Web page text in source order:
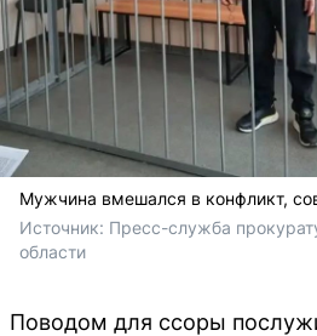
Мужчина вмешался в конфликт,
Источник: Пресс-служба
области
Поводом для ссоры